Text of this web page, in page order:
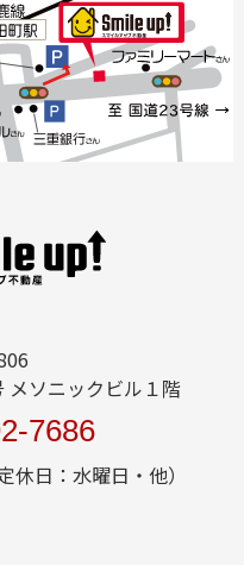
メソニックビル１階
7686
休日：水曜日・他）